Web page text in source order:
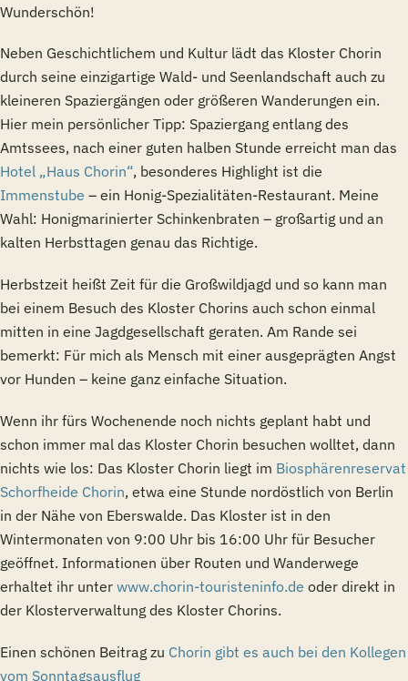
Wunderschön!
Neben Geschichtlichem und Kultur lädt das Kloster Chorin
durch seine einzigartige Wald- und Seenlandschaft auch zu
kleineren Spaziergängen oder größeren Wanderungen ein.
Hier mein persönlicher Tipp: Spaziergang entlang des
Amtssees, nach einer guten halben Stunde erreicht man das
Hotel „Haus Chorin“, besonderes Highlight ist die
Immenstube – ein Honig-Spezialitäten-Restaurant. Meine
Wahl: Honigmarinierter Schinkenbraten – großartig und an
kalten Herbsttagen genau das Richtige.
Herbstzeit heißt Zeit für die Großwildjagd und so kann man
bei einem Besuch des Kloster Chorins auch schon einmal
mitten in eine Jagdgesellschaft geraten. Am Rande sei
bemerkt: Für mich als Mensch mit einer ausgeprägten Angst
vor Hunden – keine ganz einfache Situation.
Wenn ihr fürs Wochenende noch nichts geplant habt und
schon immer mal das Kloster Chorin besuchen wolltet, dann
nichts wie los: Das Kloster Chorin liegt im Biosphärenreservat
Schorfheide Chorin, etwa eine Stunde nordöstlich von Berlin
in der Nähe von Eberswalde. Das Kloster ist in den
Wintermonaten von 9:00 Uhr bis 16:00 Uhr für Besucher
geöffnet. Informationen über Routen und Wanderwege
erhaltet ihr unterwww.chorin-touristeninfo.de oder direkt in
der Klosterverwaltung des Kloster Chorins.
Einen schönen Beitrag zu Chorin gibt es auch bei den Kollegen
vom Sonntagsausflug